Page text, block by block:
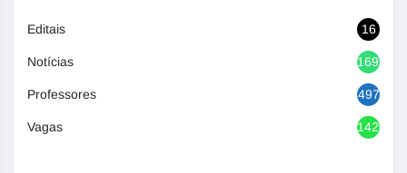
Editais 16
Notícias 1692
Professores 497
Vagas 1420